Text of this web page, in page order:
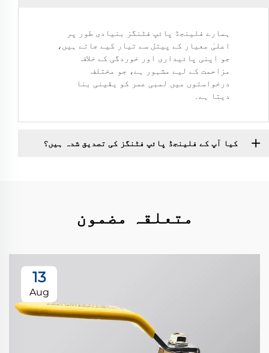
ہمارے فلینجڈ پائپ فٹنگز بنیادی طور پر
اعلیٰ معیار کے پیتل سے تیار کیے جاتے ہیں،
جو اپنی پائیداری اور خوردگی کے خلاف
مزاحمت کے لیے مشہور ہے، جو مختلف
درخواستوں میں لمبی عمر کو یقینی بنا
دیتا ہے۔
کیا آپ کے فلینجڈ پائپ فٹنگز کی تصدیق شدہ ہیں؟
متعلقہ مضمون
13
Aug